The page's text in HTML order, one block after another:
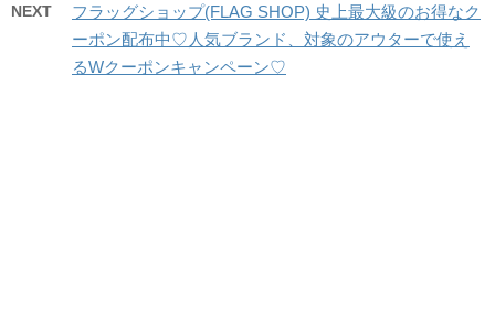
NEXT
フラッグショップ(FLAG SHOP) 史上最大級のお得なク
ーポン配布中♡人気ブランド、対象のアウターで使え
るWクーポンキャンペーン♡